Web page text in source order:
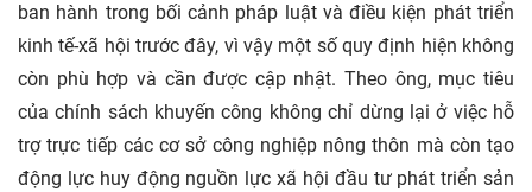
ban hành trong bối cảnh pháp luật và điều kiện phát triển
kinh tế-xã hội trước đây, vì vậy một số quy định hiện không
còn phù hợp và cần được cập nhật. Theo ông, mục tiêu
của chính sách khuyến công không chỉ dừng lại ở việc hỗ
trợ trực tiếp các cơ sở công nghiệp nông thôn mà còn tạo
động lực huy động nguồn lực xã hội đầu tư phát triển sản